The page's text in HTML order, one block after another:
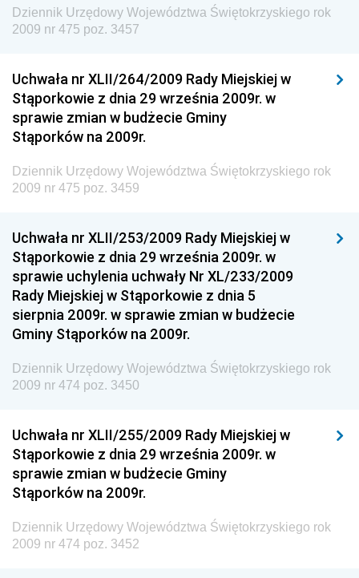
Dziennik Urzędowy Prezesa Urzędu Transportu
Kolejowego
Technologii
Dziennik Urzędowy Ministra Inwestycji i Rozwoju
Dziennik Urzędowy Naczelnego Dyrektora Archiwów
Państwowych
Dziennik Urzędowy Ministra Finansów, Inwestycji i
Rozwoju
Dziennik Urzędowy Ministra Sportu
Dziennik Urzędowy Ministra Funduszy i Polityki
Regionalnej
Dziennik Urzędowy Ministra Aktywów Państwowych
Dziennik Urzędowy Ministra Zdrowia
Dziennik Urzędowy Ministra Środowiska i Głównego
Inspektora Ochrony Środowiska
Dziennik Urzędowy Ministerstwa Kultury, Dziedzictwa
Narodowego i Sportu
Dziennik Urzędowy Ministra Finansów, Funduszy i
Dziennik Urzędowy Ministra Rozwoju, Pracy i
Dziennik Urzędowy Województwa Świętokrzyskiego rok
2009 nr 475 poz. 3457
Uchwała nr XLII/264/2009 Rady Miejskiej w
Stąporkowie z dnia 29 września 2009r. w
sprawie zmian w budżecie Gminy
Stąporków na 2009r.
Dziennik Urzędowy Województwa Świętokrzyskiego rok
2009 nr 475 poz. 3459
Uchwała nr XLII/253/2009 Rady Miejskiej w
Stąporkowie z dnia 29 września 2009r. w
sprawie uchylenia uchwały Nr XL/233/2009
Rady Miejskiej w Stąporkowie z dnia 5
sierpnia 2009r. w sprawie zmian w budżecie
Gminy Stąporków na 2009r.
Dziennik Urzędowy Województwa Świętokrzyskiego rok
2009 nr 474 poz. 3450
Uchwała nr XLII/255/2009 Rady Miejskiej w
Stąporkowie z dnia 29 września 2009r. w
sprawie zmian w budżecie Gminy
Stąporków na 2009r.
Dziennik Urzędowy Województwa Świętokrzyskiego rok
2009 nr 474 poz. 3452